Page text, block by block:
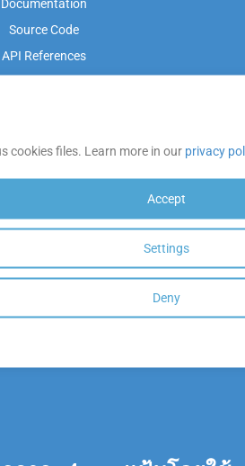
Documentation
Source Code
API References
ายเหตุการเปิดตัว
cookies files. Learn more in our privacy
Accept
Settings
Deny